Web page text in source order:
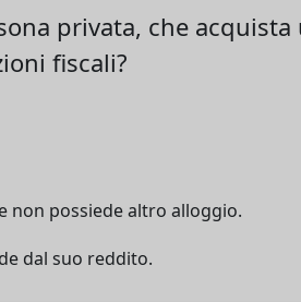
privata, che
fiscali?
non possiede altro alloggio.
dal suo reddito.